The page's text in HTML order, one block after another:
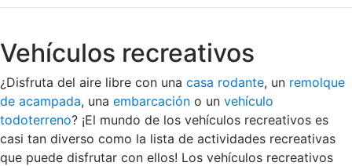
Vehículos recreativos
¿Disfruta del aire libre con una casa rodante, un remolque
de acampada, una embarcación o un vehículo
todoterreno? ¡El mundo de los vehículos recreativos es
casi tan diverso como la lista de actividades recreativas
que puede disfrutar con ellos! Los vehículos recreativos